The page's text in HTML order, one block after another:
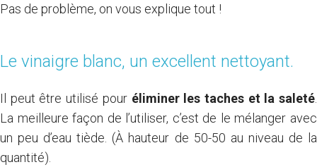
Pas de problème, on vous explique tout !
Le vinaigre blanc, un excellent nettoyant.
Il peut être utilisé pour éliminer les taches et la saleté
La meilleure façon de l’utiliser, c’est de le mélanger avec
un peu d’eau tiède. (À hauteur de 50-50 au niveau de la
quantité).